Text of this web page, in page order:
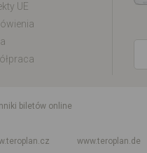
UE
biletów online
www.teroplan.de